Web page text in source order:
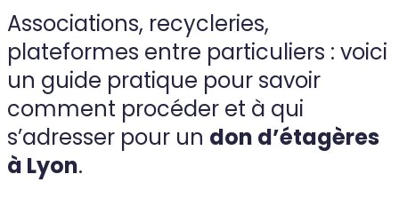
Associations, recycleries,
plateformes entre particuliers : voici
un guide pratique pour savoir
comment procéder et à qui
s’adresser pour un don d’étagères
à Lyon.